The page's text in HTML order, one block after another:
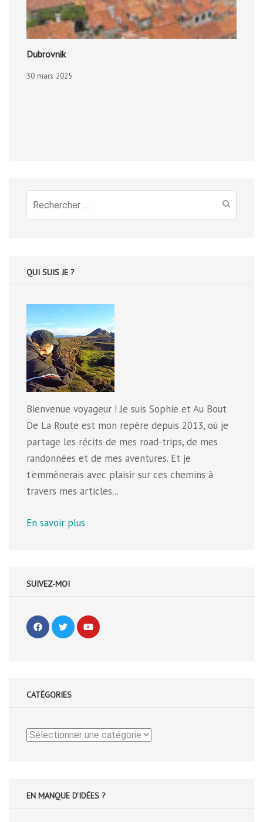
Dubrovnik
30 mars 2025
Recherche
pour
QUI SUIS JE ?
Bienvenue voyageur ! Je suis Sophie et Au Bout
De La Route est mon repère depuis 2013, où je
partage les récits de mes road-trips, de mes
randonnées et de mes aventures. Et je
t'emmènerais avec plaisir sur ces chemins à
travers mes articles...
En savoir plus
SUIVEZ-MOI
CATÉGORIES
Catégories
EN MANQUE D'IDÉES ?